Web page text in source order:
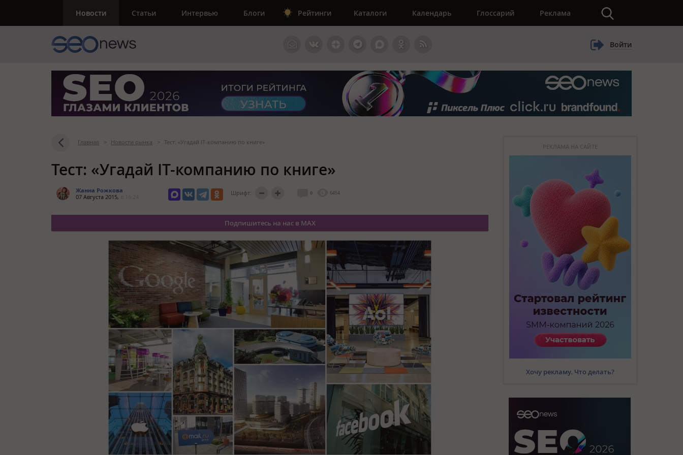
Новости Статьи Интервью Блоги Рейтинги Каталоги Календарь Глоссарий Реклама
Войти
Главная > Новости рынка > Тест: «Угадай IT-компанию по книге»
Тест: «Угадай IT-компанию по книге»
Жанна Рожкова
07 Августа 2015,
Шрифт: 0 6454
Подпишитесь на нас в MAX
РЕКЛАМА НА САЙТЕ
Хочу рекламу. Что делать?